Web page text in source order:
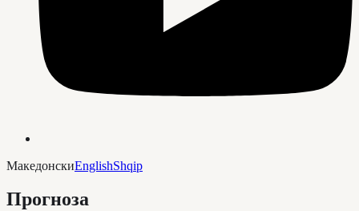
МакедонскиEnglishShqip
Прогноза